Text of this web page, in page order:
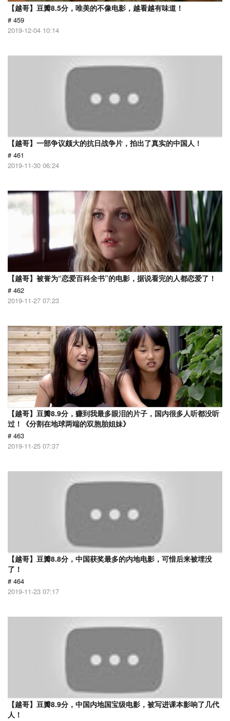
【越哥】豆瓣8.5分，唯美的不像电影，越看越有味道！
# 459
2019-12-04 10:14
【越哥】一部争议颇大的抗日战争片，拍出了真实的中国人！
# 461
2019-11-30 06:24
【越哥】被誉为“恋爱百科全书”的电影，据说看完的人都恋爱了！
# 462
2019-11-27 07:23
【越哥】豆瓣8.9分，赚到我最多眼泪的片子，国内很多人听都没听
过！《分割在地球两端的双胞胎姐妹》
# 463
2019-11-25 07:37
【越哥】豆瓣8.8分，中国获奖最多的内地电影，可惜后来被埋没
了！
# 464
2019-11-23 07:17
【越哥】豆瓣8.9分，中国内地国宝级电影，被写进课本影响了几代
人！